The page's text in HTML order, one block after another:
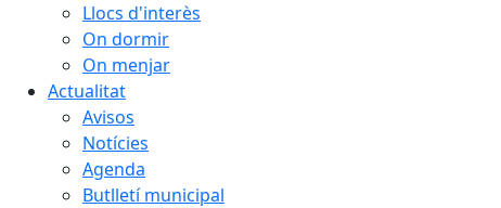
Llocs d'interès
On dormir
On menjar
Actualitat
Avisos
Notícies
Agenda
Butlletí municipal